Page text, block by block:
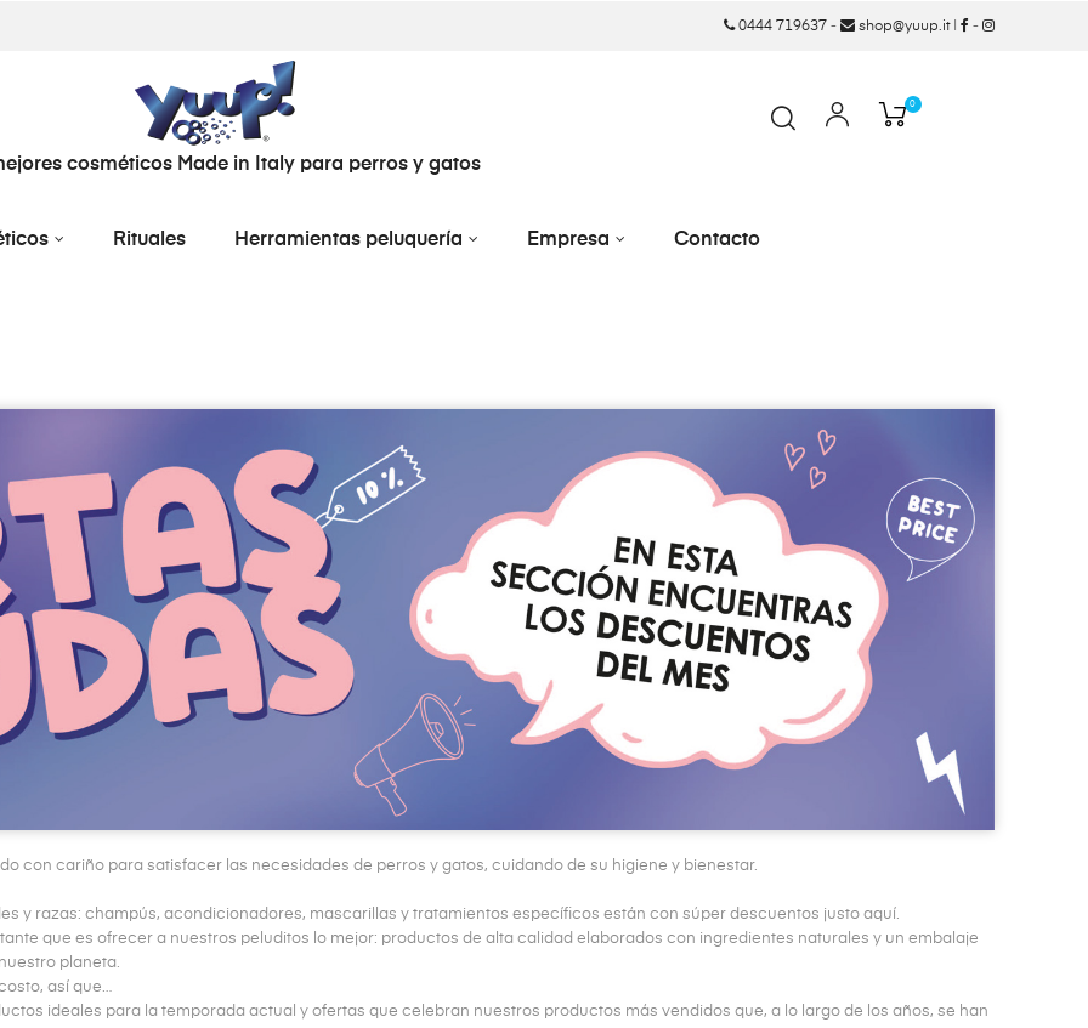
0444 719637- shop@yuup.it| -
cosméticos Made in Italy para perros y gatos
0
Rituales Herramientas peluquería Empresa Contacto
con cariño para satisfacer las necesidades de perros y gatos, cuidando de su higiene y bienestar.
y razas: champús, acondicionadores, mascarillas y tratamientos específicos están con súper descuentos justo aquí.
que es ofrecer a nuestros peluditos lo mejor: productos de alta calidad elaborados con ingredientes naturales y un embalaje
planeta.
así que…
ideales para la temporada actual y ofertas que celebran nuestros productos más vendidos que, a lo largo de los años, se han